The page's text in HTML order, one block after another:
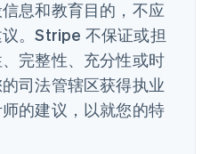
息和教育目的，不应
。Stripe 不保证或担
完整性、充分性或时
司法管辖区获得执业
的建议，以就您的特